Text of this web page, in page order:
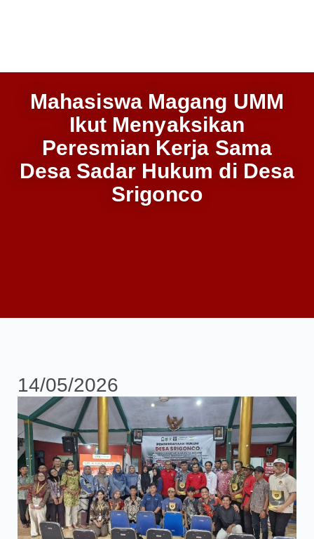
Mahasiswa Magang UMM
Ikut Menyaksikan
Peresmian Kerja Sama
Desa Sadar Hukum di Desa
Srigonco
14/05/2026